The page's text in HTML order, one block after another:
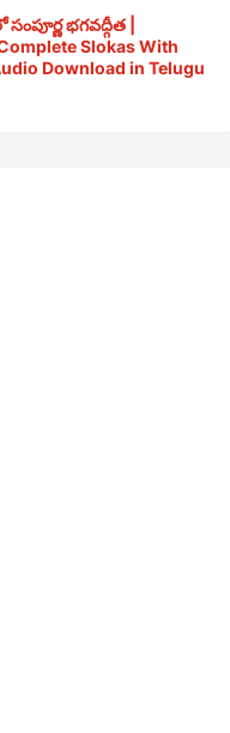
భగవద్గీత |
Slokas With
Download in Telugu